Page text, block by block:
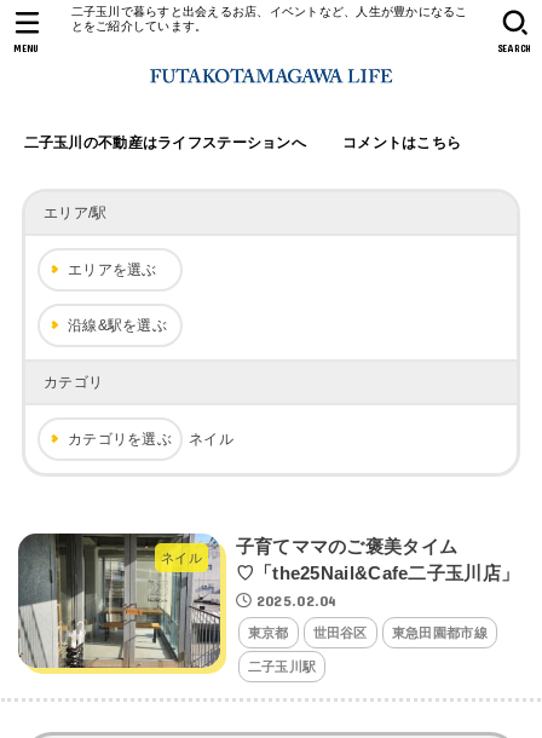
二子玉川で暮らすと出会えるお店、イベントなど、人生が豊かになるこ
とをご紹介しています。
二子玉川の不動産はライフステーションへ コメントはこちら
SEARCH
MENU
エリア/駅
エリアを選ぶ
沿線&駅を選ぶ
カテゴリ
カテゴリを選ぶ ネイル
ネイル
子育てママのご褒美タイム
♡「the25Nail&Cafe二子玉川店」
2025.02.04
東京都 世田谷区 東急田園都市線
二子玉川駅